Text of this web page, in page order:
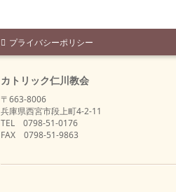
プライバシーポリシー
カトリック仁川教会
〒663-8006
兵庫県西宮市段上町4-2-11
TEL 0798-51-0176
FAX 0798-51-9863